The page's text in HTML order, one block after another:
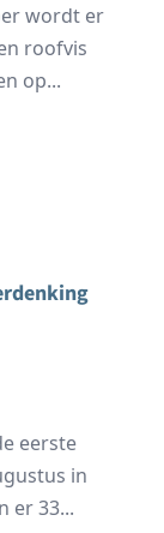
wordt er
roofvis
op...
eerste
in
er 33...